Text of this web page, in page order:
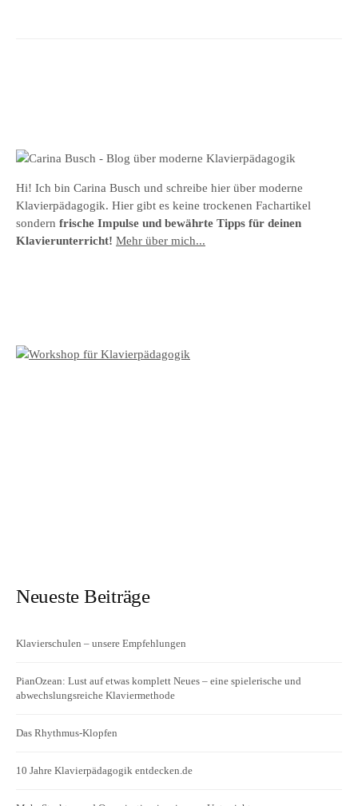
Hi! Ich bin Carina Busch und schreibe hier über moderne
Klavierpädagogik. Hier gibt es keine trockenen Fachartikel
sondern frische Impulse und bewährte Tipps für deinen
Klavierunterricht! Mehr über mich...
Neueste Beiträge
Klavierschulen – unsere Empfehlungen
PianOzean: Lust auf etwas komplett Neues – eine spielerische und
abwechslungsreiche Klaviermethode
Das Rhythmus-Klopfen
10 Jahre Klavierpädagogik entdecken.de